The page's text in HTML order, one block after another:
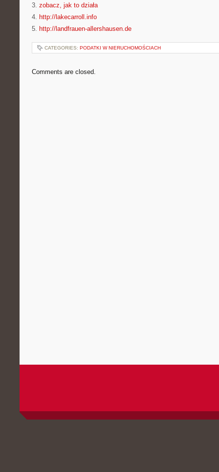
3. zobacz, jak to działa
4. http://lakecarroll.info
5. http://landfrauen-allershausen.de
CATEGORIES: PODATKI W NIERUCHOMOŚCIACH
Comments are closed.